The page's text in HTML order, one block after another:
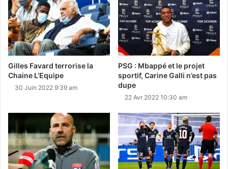
Gilles Favard terrorise la
Chaine L’Equipe
30 Juin 2022 9:39 am
PSG : Mbappé et le projet
sportif, Carine Galli n’est pas
dupe
22 Avr 2022 10:30 am